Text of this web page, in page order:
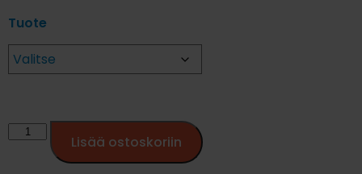
Tuote
Lisää ostoskoriin